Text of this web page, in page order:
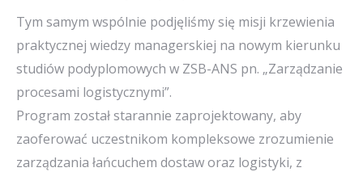
Tym samym wspólnie podjęliśmy się misji krzewienia
praktycznej wiedzy managerskiej na nowym kierunku
studiów podyplomowych w ZSB-ANS pn. „Zarządzanie
procesami logistycznymi”.
Program został starannie zaprojektowany, aby
zaoferować uczestnikom kompleksowe zrozumienie
zarządzania łańcuchem dostaw oraz logistyki, z